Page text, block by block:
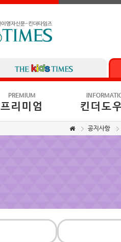
PREMIUM
프리미엄 킨더도
공지사항